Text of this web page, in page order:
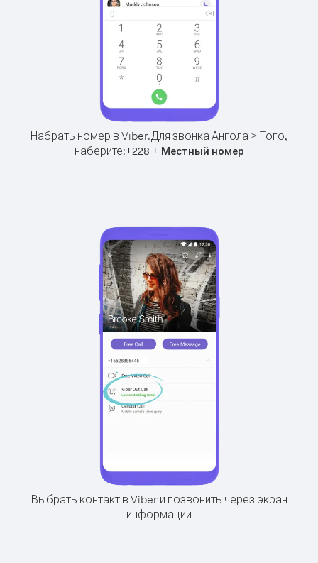
Набрать номер в Viber.Для звонка Ангола > Того,
наберите:+228 + Местный номер
Выбрать контакт в Viber и позвонить через экран
информации